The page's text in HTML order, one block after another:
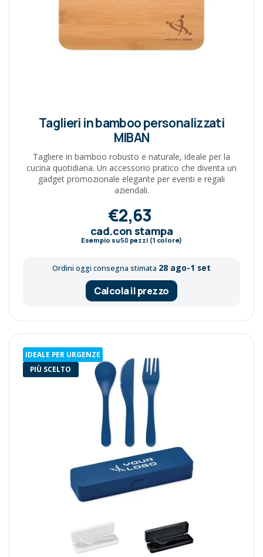
Taglieri in bamboo personalizzati
MIBAN
Tagliere in bamboo robusto e naturale, ideale per la
cucina quotidiana. Un accessorio pratico che diventa un
gadget promozionale elegante per eventi e regali
aziendali.
€2,63
cad.con stampa
Esempio su50pezzi (1 colore)
Ordini oggi consegna stimata 28 ago-1 set
Calcola il prezzo
IDEALE PER URGENZE
PIÙ SCELTO